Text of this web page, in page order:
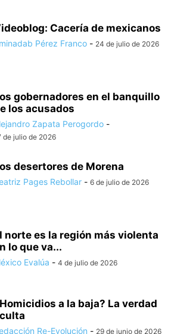
Cacería de mexicanos
Pérez Franco - 24 de julio de 2026
gobernadores en el banquillo
los acusados
Zapata Perogordo -
de julio de 2026
desertores de Morena
Pages Rebollar - 6 de julio de 2026
norte es la región más violenta
lo que va...
Evalúa - 4 de julio de 2026
a la baja? La verdad
Re-Evolución - 29 de junio de 2026